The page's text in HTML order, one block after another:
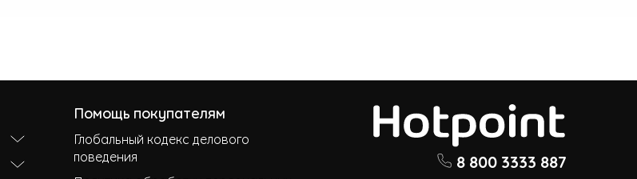
Помощь покупателям
Глобальный кодекс делового
поведения
8 800 3333 887